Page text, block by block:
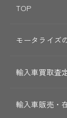
TOP
モータライズ
輸入車買取査
輸入車販売・